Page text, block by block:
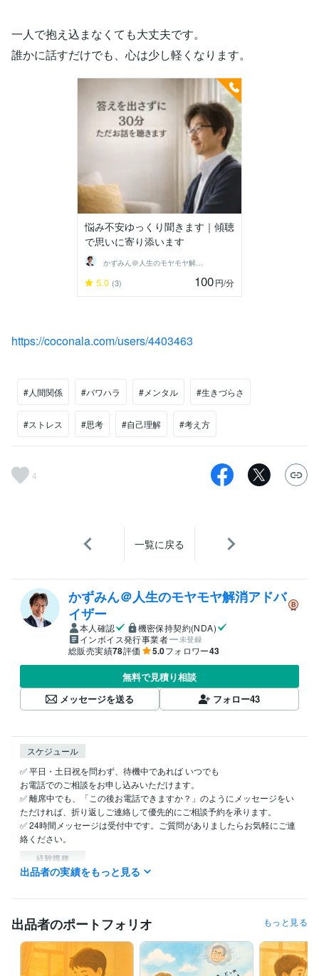
一人で抱え込まなくても大丈夫です。
誰かに話すだけでも、心は少し軽くなります。
悩み不安ゆっくり聞きます｜傾聴
で思いに寄り添います
かずみん＠人生のモヤモヤ解消アドバイザー
5.0 (3) 100円/分
https://coconala.com/users/4403463
#人間関係 #パワハラ #メンタル #生きづらさ
#ストレス #思考 #自己理解 #考え方
4
一覧に戻る
かずみん＠人生のモヤモヤ解消アドバ
イザー
本人確認
機密保持契約(NDA)
インボイス発行事業者
未登録
総販売実績78評価 5.0フォロワー43
無料で見積り相談
メッセージを送る
フォロー43
スケジュール
✅ 平日・土日祝を問わず、待機中であれば いつでも
お電話でのご相談をお申し込みいただけます。
✅ 離席中でも、「この後お電話できますか？」のようにメッセージをい
ただければ、折り返しご連絡して優先的にご相談予約を承ります。
✅ 24時間メッセージは受付中です。ご質問がありましたらお気軽にご連
絡ください。
経験職種
管理 / コンプライアンス 経験年数 : 4年
生産・品質管理 / 生産管理 経験年数 : 13年
生産・品質管理 / 品質保証
受賞歴
ココナラに2025/05/31に初出品 初出品したその日に購入されました
コミュニケーションの学校のスピーチアワードに登壇 早期退職して
出品者の実績をもっと見る
出品者のポートフォリオ もっと見る